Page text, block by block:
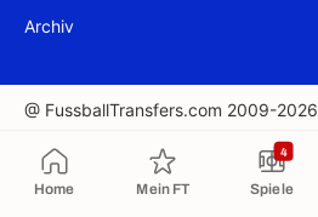
Home Mein FT Spiele
4
Archiv
@ FussballTransfers.com 2009-2026
In die Zwischenablage kopiert